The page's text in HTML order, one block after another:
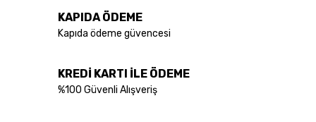
Ürün açıklamasında eksik bilgiler bulunuyor.
Ürün bilgilerinde hatalar bulunuyor.
Bu ürüne benzer farklı alternatifler olmalı.
KAPIDA ÖDEME
Kapıda ödeme güvencesi
KREDİ KARTI İLE ÖDEME
%100 Güvenli Alışveriş